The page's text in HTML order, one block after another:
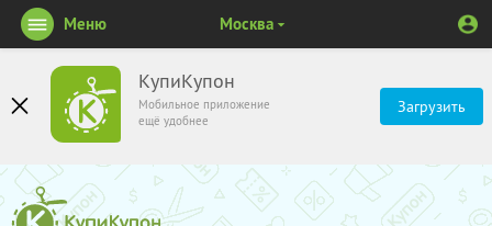
КупиКупон
Мобильное приложение
ещё удобнее
Загрузить
Меню Москва